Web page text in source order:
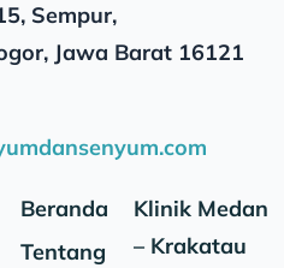
Sempur,
Jawa Barat 16121
Beranda
Tentang
Klinik Medan
– Krakatau